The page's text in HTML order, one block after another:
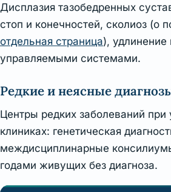
Дисплазия тазобедренных
стоп и конечностей, сколиоз (о
отдельная страница), удлинение
управляемыми системами.
Редкие и неясные
Центры редких заболеваний при
клиниках: генетическая
междисциплинарные
годами живущих без диагноза.